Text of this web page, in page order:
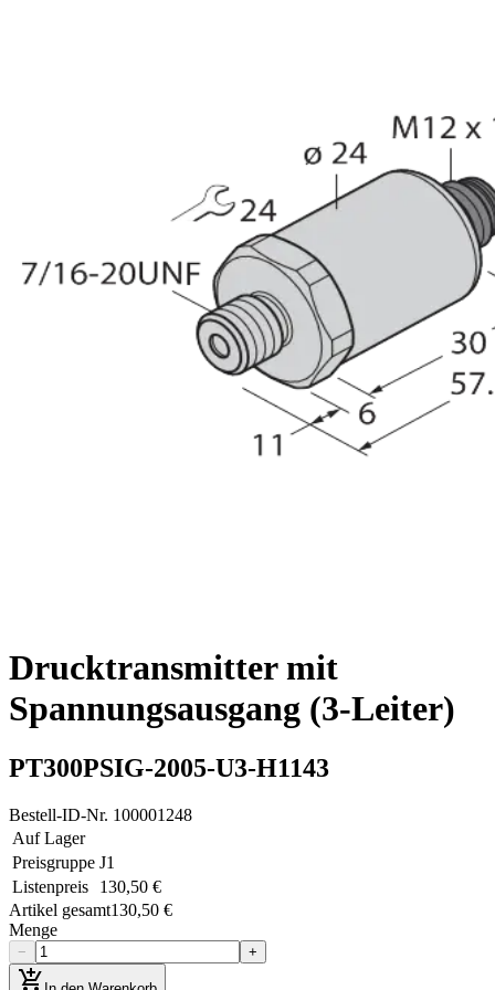
Drucktransmitter mit
Spannungsausgang (3-Leiter)
PT300PSIG-2005-U3-H1143
Bestell-ID-Nr. 100001248
Auf Lager
Preisgruppe J1
Listenpreis
130,50 €
Artikel gesamt130,50 €
Menge
− +
add_shopping_cart